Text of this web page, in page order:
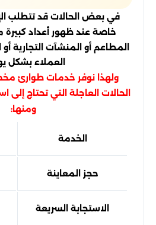
في بعض الحالات قد تتطلب
خاصة عند ظهور أعداد
المطاعم أو المنشآت التجارية
العملاء بشكل
ولهذا نوفر خدمات طوارئ
الحالات العاجلة التي تحتاج إلى
ومنها:
الخدمة
حجز المعاينة
الاستجابة السريعة